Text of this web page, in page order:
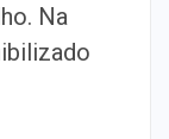
Na